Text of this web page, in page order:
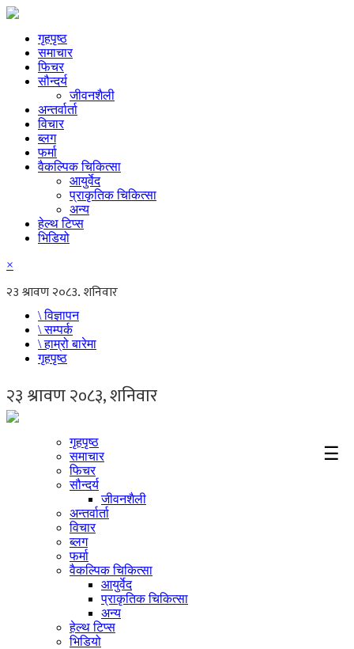
गृहपृष्ठ
समाचार
फिचर
सौन्दर्य
जीवनशैली
अन्तर्वार्ता
विचार
ब्लग
फर्मा
वैकल्पिक चिकित्सा
आयुर्वेद
प्राकृतिक चिकित्सा
अन्य
हेल्थ टिप्स
भिडियो
×
\ विज्ञापन
\ सम्पर्क
\ हाम्रो बारेमा
गृहपृष्ठ
☰
गृहपृष्ठ
समाचार
फिचर
सौन्दर्य
जीवनशैली
अन्तर्वार्ता
विचार
ब्लग
फर्मा
वैकल्पिक चिकित्सा
आयुर्वेद
प्राकृतिक चिकित्सा
अन्य
हेल्थ टिप्स
भिडियो